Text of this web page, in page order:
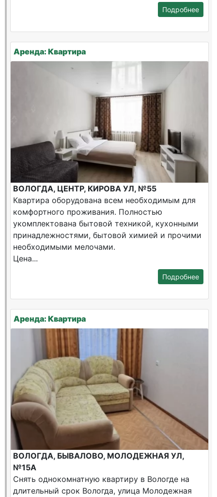
Подробнее
Аренда: Квартира
ВОЛОГДА, ЦЕНТР, КИРОВА УЛ, №55
Квартира оборудована всем необходимым для
комфортного проживания. Полностью
укомплектована бытовой техникой, кухонными
принадлежностями, бытовой химией и прочими
необходимыми мелочами.
Цена...
Подробнее
Аренда: Квартира
ВОЛОГДА, БЫВАЛОВО, МОЛОДЕЖНАЯ УЛ,
№15А
Снять однокомнатную квартиру в Вологде на
длительный срок Вологда, улица Молодежная